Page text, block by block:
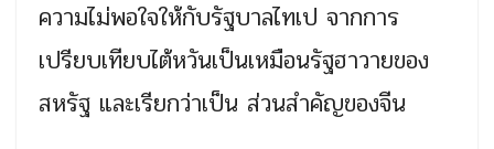
ความไม่พอใจให้กับรัฐบาลไทเป จากการ
เปรียบเทียบไต้หวันเป็นเหมือนรัฐฮาวายของ
สหรัฐ และเรียกว่าเป็น ส่วนสำคัญของจีน